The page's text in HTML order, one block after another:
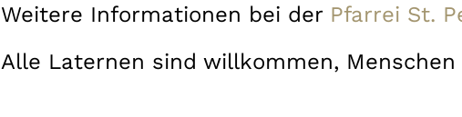
Weitere Informationen bei der Pfarrei St.
Alle Laternen sind willkommen,